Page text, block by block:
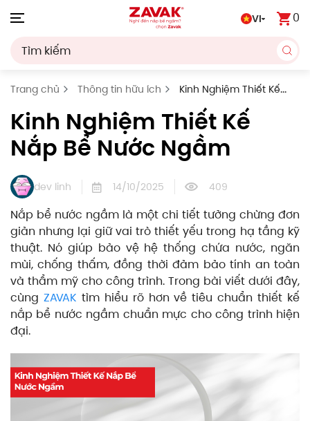
VI 0
Trang chủ Thông tin hữu ích
Kinh Nghiệm Thiết Kế
Kinh Nghiệm Thiết Kế
Nắp Bể Nước Ngầm
dev linh 14/10/2025 409
Nắp bể nước ngầm là một chi tiết tưởng chừng đơn
giản nhưng lại giữ vai trò thiết yếu trong hạ tầng kỹ
thuật. Nó giúp bảo vệ hệ thống chứa nước, ngăn
mùi, chống thấm, đồng thời đảm bảo tính an toàn
và thẩm mỹ cho công trình. Trong bài viết dưới đây,
cùng ZAVAK tìm hiểu rõ hơn về tiêu chuẩn thiết kế
nắp bể nước ngầm chuẩn mực cho công trình hiện
đại.